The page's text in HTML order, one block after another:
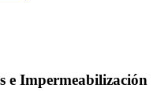
e Impermeabilización